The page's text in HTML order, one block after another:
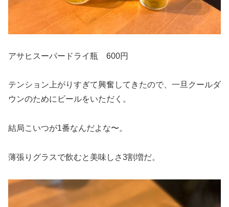
アサヒスーパードライ瓶 600円
テンション上がりすぎて興奮してきたので、一旦クールダ
ウンのためにビールをいただく。
結局こいつが1番なんだよな〜。
薄張りグラスで飲むと美味しさ3割増だ。